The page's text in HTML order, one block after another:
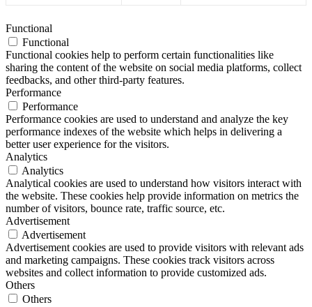
Functional
Functional
Functional cookies help to perform certain functionalities like
sharing the content of the website on social media platforms, collect
feedbacks, and other third-party features.
Performance
Performance
Performance cookies are used to understand and analyze the key
performance indexes of the website which helps in delivering a
better user experience for the visitors.
Analytics
Analytics
Analytical cookies are used to understand how visitors interact with
the website. These cookies help provide information on metrics the
number of visitors, bounce rate, traffic source, etc.
Advertisement
Advertisement
Advertisement cookies are used to provide visitors with relevant ads
and marketing campaigns. These cookies track visitors across
websites and collect information to provide customized ads.
Others
Others